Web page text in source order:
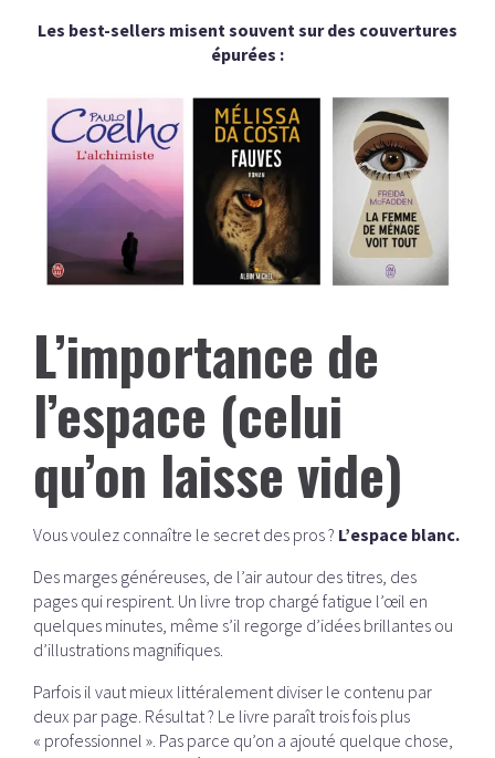
Les best-sellers misent souvent sur des couvertures
épurées :
L’importance de
l’espace (celui
qu’on laisse vide)
Vous voulez connaître le secret des pros ? L’espace blanc.
Des marges généreuses, de l’air autour des titres, des
pages qui respirent. Un livre trop chargé fatigue l’œil en
quelques minutes, même s’il regorge d’idées brillantes ou
d’illustrations magnifiques.
Parfois il vaut mieux littéralement diviser le contenu par
deux par page. Résultat ? Le livre paraît trois fois plus
« professionnel ». Pas parce qu’on a ajouté quelque chose,